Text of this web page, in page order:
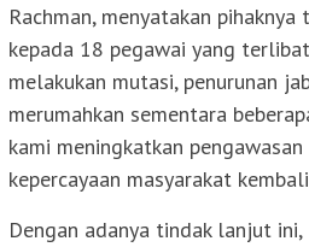
Rachman, menyatakan
kepada 18 pegawai yang
melakukan mutasi, penurunan
merumahkan sementara
kami meningkatkan
kepercayaan masyarakat
Dengan adanya tindak lanjut ini,